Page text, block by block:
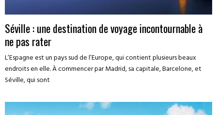
Séville : une destination de voyage incontournable à
ne pas rater
L’Espagne est un pays sud de l’Europe, qui contient plusieurs beaux
endroits en elle. À commencer par Madrid, sa capitale, Barcelone, et
Séville, qui sont